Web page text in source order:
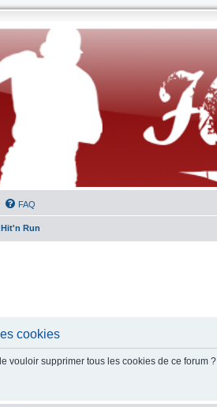
FAQ
Hit'n Run
cookies
vouloir supprimer tous les cookies de ce forum ?